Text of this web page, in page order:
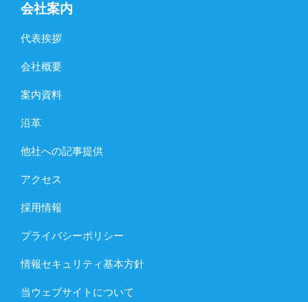
会社案内
代表挨拶
会社概要
案内資料
沿革
他社への記事提供
アクセス
採用情報
プライバシーポリシー
情報セキュリティ基本方針
当ウェブサイトについて